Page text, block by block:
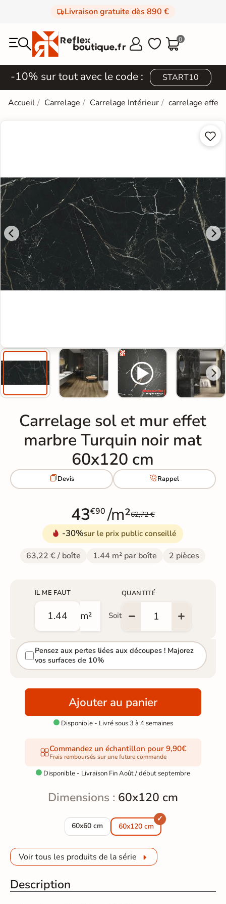
Livraison gratuite dès 890 €
  0
-10% sur tout avec le code : START10
Accueil Carrelage Carrelage Intérieur carrelage effet


Carrelage sol et mur effet
marbre Turquin noir mat
60x120 cm
Devis Rappel
43€90 /m²62,72 €
-30%sur le prix public conseillé
63,22 € / boîte 1.44 m² par boîte 2 pièces
IL ME FAUT
m² Soit
QUANTITÉ
Pensez aux pertes liées aux découpes ! Majorez
vos surfaces de 10%
Ajouter au panier
Disponible - Livré sous 3 à 4 semaines
Commandez un échantillon pour 9,90€
Frais remboursés sur une future commande
 Disponible - Livraison Fin Août / début septembre
Dimensions : 60x120 cm
60x60 cm
Carrelage sol et mur effet marbre Turqin noir
60x120 cm
Voir tous les produits de la série
Description